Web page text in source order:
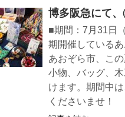
博多阪急にて
■期間：7月31日
期開催している
あおぞら市、こ
小物、バッグ、
けます。期間中
くださいませ！